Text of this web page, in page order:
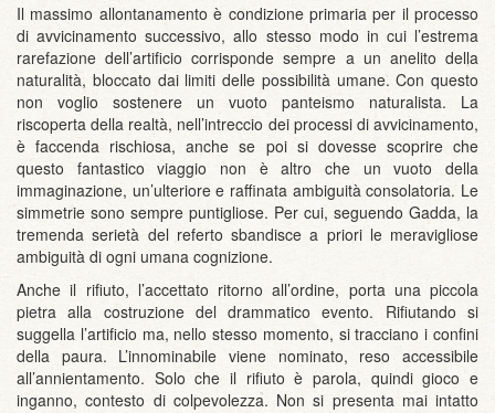
Il massimo allontanamento è condizione primaria per il processo
di avvicinamento successivo, allo stesso modo in cui l’estrema
rarefazione dell’artificio corrisponde sempre a un anelito della
naturalità, bloccato dai limiti delle possibilità umane. Con questo
non voglio sostenere un vuoto panteismo naturalista. La
riscoperta della realtà, nell’intreccio dei processi di avvicinamento,
è faccenda rischiosa, anche se poi si dovesse scoprire che
questo fantastico viaggio non è altro che un vuoto della
immaginazione, un’ulteriore e raffinata ambiguità consolatoria. Le
simmetrie sono sempre puntigliose. Per cui, seguendo Gadda, la
tremenda serietà del referto sbandisce a priori le meravigliose
ambiguità di ogni umana cognizione.
Anche il rifiuto, l’accettato ritorno all’ordine, porta una piccola
pietra alla costruzione del drammatico evento. Rifiutando si
suggella l’artificio ma, nello stesso momento, si tracciano i confini
della paura. L’innominabile viene nominato, reso accessibile
all’annientamento. Solo che il rifiuto è parola, quindi gioco e
inganno, contesto di colpevolezza. Non si presenta mai intatto